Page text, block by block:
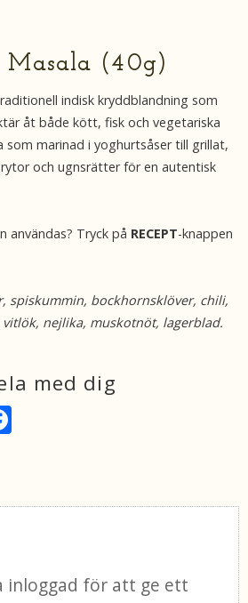
Masala (40g)
indisk kryddblandning som
åt både kött, fisk och vegetariska
som marinad i yoghurtsåser till grillat,
och ugnsrätter för en autentisk
användas? Tryck på RECEPT-knappen
spiskummin, bockhornsklöver, chili,
nejlika, muskotnöt, lagerblad.
med dig
k